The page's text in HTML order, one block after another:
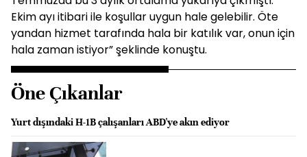
Ekim ayı itibari ile koşullar uygun hale gelebilir. Öte
yandan hizmet tarafında hala bir katılık var, onun için
hala zaman istiyor” şeklinde konuştu.
Öne Çıkanlar
Yurt dışındaki H-1B çalışanları ABD'ye akın ediyor